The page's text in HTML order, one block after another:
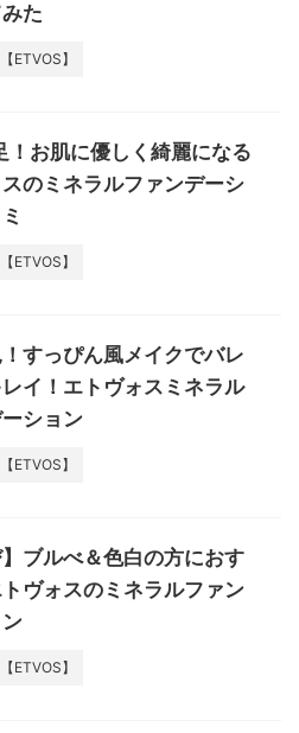
た
ETVOS】
！お肌に優しく綺麗になる
のミネラルファンデーシ
ETVOS】
すっぴん風メイクでバレ
イ！エトヴォスミネラル
ション
ETVOS】
】ブルべ＆色白の方におす
ヴォスのミネラルファン
ETVOS】